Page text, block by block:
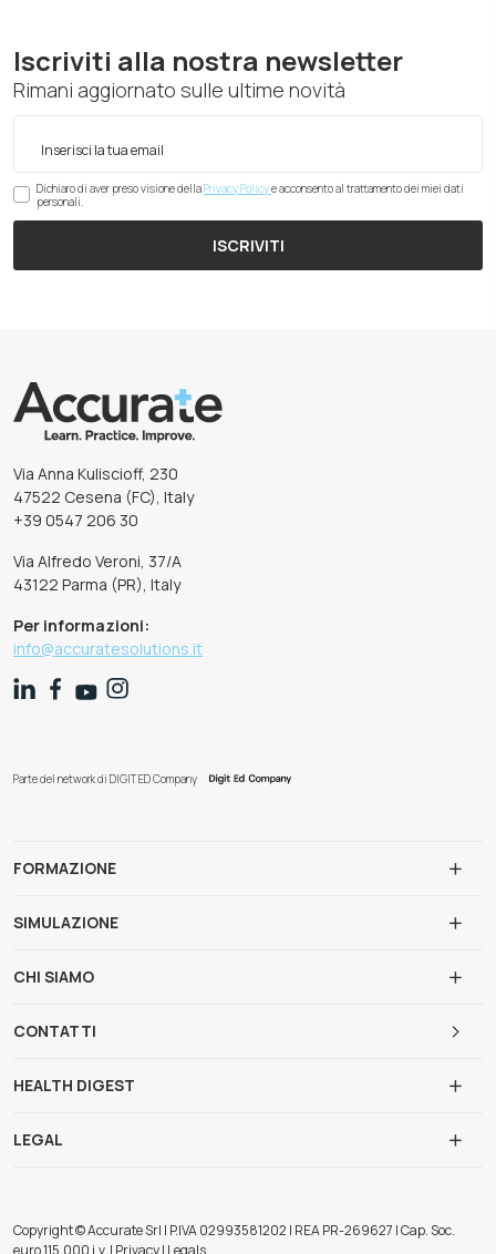
Iscriviti alla nostra newsletter
Rimani aggiornato sulle ultime novità
Dichiaro di aver preso visione dellaPrivacy Policye acconsento al trattamento dei miei dati
personali.
ISCRIVITI
Via Anna Kuliscioff, 230
47522 Cesena (FC), Italy
+39 0547 206 30
Via Alfredo Veroni, 37/A
43122 Parma (PR), Italy
Per informazioni:
info@accuratesolutions.it
Parte del network di DIGIT ED Company
FORMAZIONE
SIMULAZIONE
CHI SIAMO
CONTATTI
HEALTH DIGEST
LEGAL
Copyright © Accurate Srl | P.IVA 02993581202 | REA PR-269627 | Cap. Soc.
euro 115.000 i.v. | Privacy | Legals